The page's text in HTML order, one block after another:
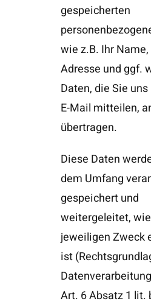
gespeicherten
wie z.B. Ihr
Adresse und ggf.
Daten, die Sie
E-Mail mitteilen,
übertragen.
Diese Daten
dem Umfang
gespeichert und
weitergeleitet,
jeweiligen Zweck
ist
Art. 6 Absatz 1 lit.